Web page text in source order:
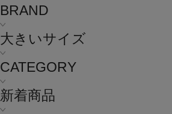
BRAND
大きいサイズ
CATEGORY
新着商品